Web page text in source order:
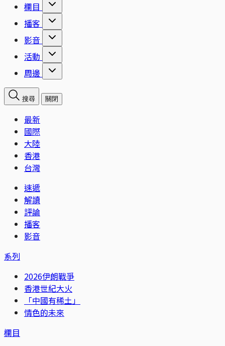
欄目
播客
影音
活動
周邊
搜尋 關閉
最新
國際
大陸
香港
台灣
速遞
解讀
評論
播客
影音
系列
2026伊朗戰爭
香港世紀大火
「中國有稀土」
情色的未來
欄目